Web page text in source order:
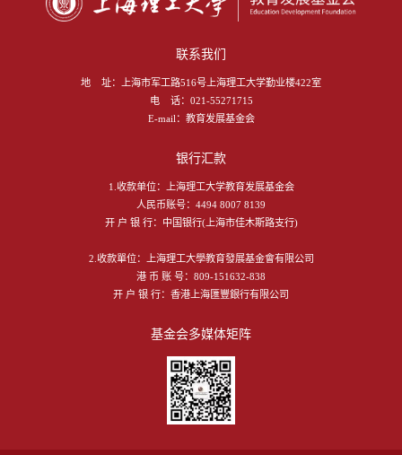
联系我们
地 址：
上海市军工路516号上海理工大学勤业楼422室
电 话： 021-55271715
E-mail： 教育发展基金会
银行汇款
1.收款单位：上海理工大学教育发展基金会
人民币账号：4494 8007 8139
开 户 银 行：中国银行(上海市佳木斯路支行)
2.收款單位：上海理工大學教育發展基金會有限公司
港 币 账 号：809-151632-838
开 户 银 行：香港上海匯豐銀行有限公司
基金会多媒体矩阵